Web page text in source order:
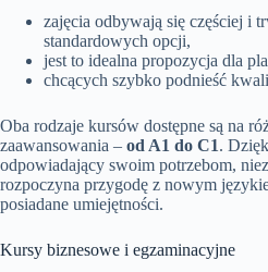
zajęcia odbywają się częściej i
standardowych opcji,
jest to idealna propozycja dla
chcących szybko podnieść
Oba rodzaje kursów dostępne są na
zaawansowania – od A1 do C1.
odpowiadający swoim potrzebom,
rozpoczyna przygodę z nowym
posiadane umiejętności.
Kursy biznesowe i egzaminacyjne